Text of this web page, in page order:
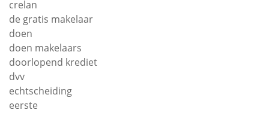
crelan
de gratis makelaar
doen
doen makelaars
doorlopend krediet
dvv
echtscheiding
eerste